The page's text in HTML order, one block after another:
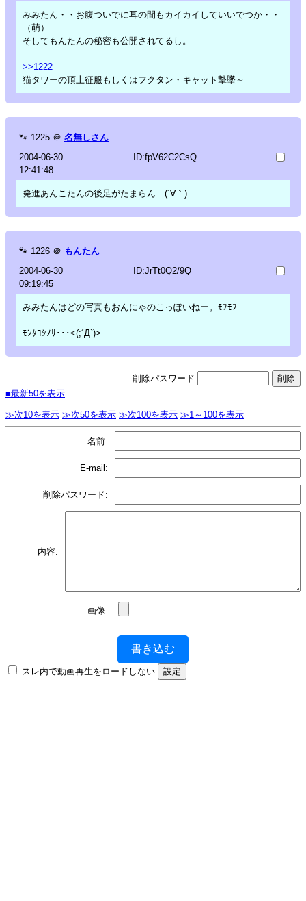
みみたん・・お腹ついでに耳の間もカイカイしていいでつか・・
（萌）
そしてもんたんの秘密も公開されてるし。
>>1222
猫タワーの頂上征服もしくはフクタン・キャット撃墜～
🐾 1225 ＠ 名無しさん
2004-06-30
12:41:48
ID:fpV62C2CsQ
発進あんこたんの後足がたまらん…(´∀｀)
🐾 1226 ＠ もんたん
2004-06-30
09:19:45
ID:JrTt0Q2/9Q
みみたんはどの写真もおんにゃのこっぽいねー。ﾓﾌﾓﾌ
ﾓﾝﾀﾖｼﾉﾘ･･･<(;´Д`)>
削除パスワード
■最新50を表示
≫次10を表示 ≫次50を表示 ≫次100を表示 ≫1～100を表示
名前:
E-mail:
削除パスワード:
内容:
画像:
書き込む
スレ内で動画再生をロードしない